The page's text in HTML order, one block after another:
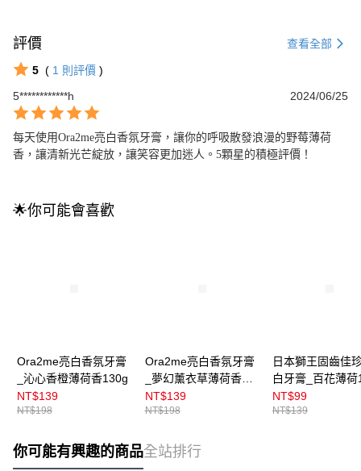
評價 查看全部
5 ( 1 則評價 )
5************h
2024/06/25
每天使用Ora2me亮白香氛牙膏，讓你的呼吸散發浪漫的野莓薄荷
香，讓清新光芒綻放，讓笑容更加迷人。5顆星的積極評價！
🌟你可能會喜歡
Ora2me亮白香氛牙膏
_沁心香橙薄荷香130g
NT$139
NT$198
Ora2me亮白香氛牙膏
_夢幻薰衣草薄荷香
130g
NT$139
NT$198
日本獅王固齒佳
白牙膏_百花薄
NT$99
NT$139
你可能有興趣的商品全站排行